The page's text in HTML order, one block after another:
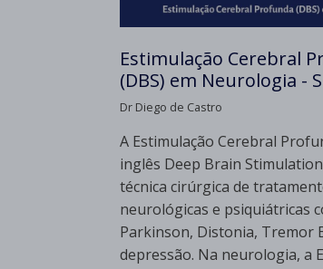
Estimulação Cerebral
(DBS) em Neurologia -
Dr Diego de Castro
A Estimulação Cerebral
inglês Deep Brain
técnica cirúrgica de
neurológicas e psiquiátricas
Parkinson, Distonia, Tremor
depressão. Na neurologia, a